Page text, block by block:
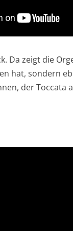
Da zeigt die
hat, sondern
der Toccata